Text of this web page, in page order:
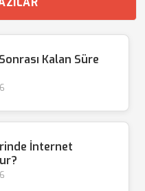
Kalan Süre
İnternet